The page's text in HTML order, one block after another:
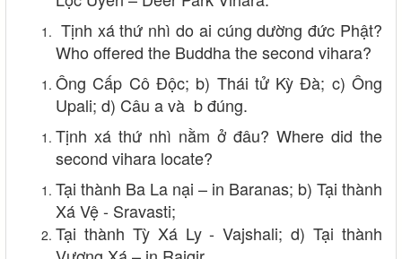
Tịnh xá thứ nhì do ai cúng dường đức Phật?
Who offered the Buddha the second vihara?
Ông Cấp Cô Độc; b) Thái tử Kỳ Đà; c) Ông
Upali; d) Câu a và b đúng.
Tịnh xá thứ nhì nằm ở đâu? Where did the
second vihara locate?
Tại thành Ba La nại – in Baranas; b) Tại thành
Xá Vệ - Sravasti;
Tại thành Tỳ Xá Ly - Vajshali; d) Tại thành